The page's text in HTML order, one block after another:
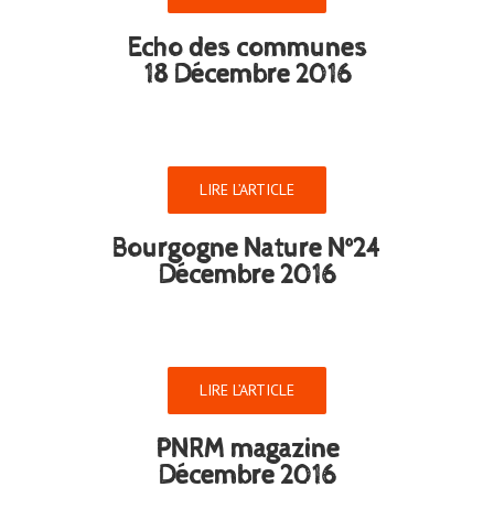
Echo des communes
18 Décembre 2016
LIRE L’ARTICLE
Bourgogne Nature N°24
Décembre 2016
LIRE L’ARTICLE
PNRM magazine
Décembre 2016